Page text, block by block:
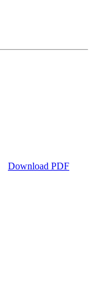
Download PDF